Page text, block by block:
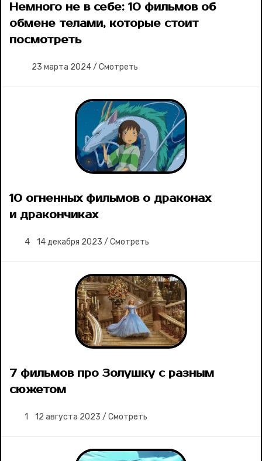
Немного не в себе: 10 фильмов об
обмене телами, которые стоит
посмотреть
23 марта 2024/ Смотреть
10 огненных фильмов о драконах
и дракончиках
4 14 декабря 2023 / Смотреть
7 фильмов про Золушку с разным
сюжетом
1 12 августа 2023 / Смотреть